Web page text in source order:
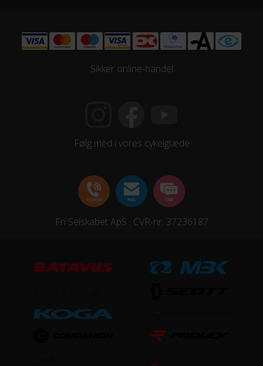
Samlet antal gear
22
Schwalbe Rocket Ron EVO 2.25
Syncros XR2.5 CL
Sikker online-handel
Følg med i vores cykelglæde
Fri Selskabet ApS · CVR-nr. 37236187